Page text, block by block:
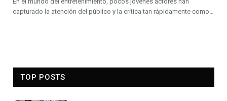
capturado la atención del público y la crítica tan rápidamente como…
TOP POSTS